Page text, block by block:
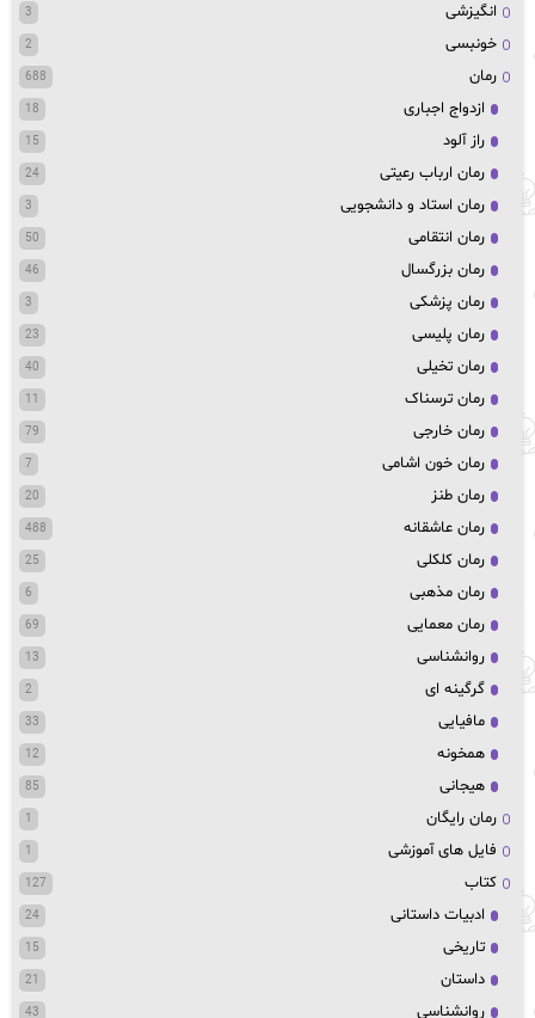
انگیزشی 3
خونبسی 2
رمان 688
ازدواج اجباری 18
راز آلود 15
رمان ارباب رعیتی 24
رمان استاد و دانشجویی 3
رمان انتقامی 50
رمان بزرگسال 46
رمان پزشکی 3
رمان پلیسی 23
رمان تخیلی 40
رمان ترسناک 11
رمان خارجی 79
رمان خون اشامی 7
رمان طنز 20
رمان عاشقانه 488
رمان کلکلی 25
رمان مذهبی 6
رمان معمایی 69
روانشناسی 13
گرگینه ای 2
مافیایی 33
همخونه 12
هیجانی 85
رمان رایگان 1
فایل های آموزشی 1
کتاب 127
ادبیات داستانی 24
تاریخی 15
داستان 21
روانشناسی 43